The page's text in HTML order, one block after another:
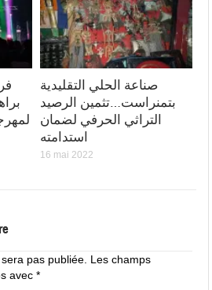
صناعة الحلي التقليدية
بتمنراست…تثمين الرصيد
التراثي الحرفي لضمان
استدامته
16 mai 2022
pas publiée. Les champs
avec*